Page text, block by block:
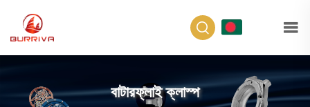
বাটারফ্লাই ক্লাস্প